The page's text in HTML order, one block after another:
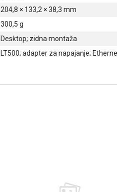
204,8 × 133,2 × 38,3 mm
300,5 g
Desktop; zidna montaža
LT500; adapter za napajanje;